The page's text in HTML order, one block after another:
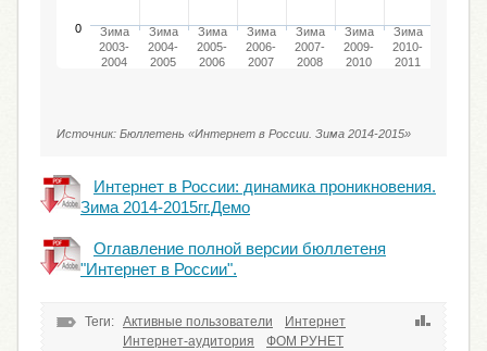
Зима
2003-
2004
Зима
2004-
2005
Зима
2005-
2006
Зима
2006-
2007
Зима
2007-
2008
Зима
2009-
2010
Зима
2010-
2011
0
Источник: Бюллетень «Интернет в России. Зима 2014-2015»
Интернет в России: динамика проникновения.
Зима 2014-2015гг.Демо
Оглавление полной версии бюллетеня
"Интернет в России".
Теги: Активные пользователи
Интернет
Интернет-аудитория
ФОМ РУНЕТ